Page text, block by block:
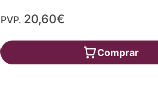
PVP. 20,60€
Comprar